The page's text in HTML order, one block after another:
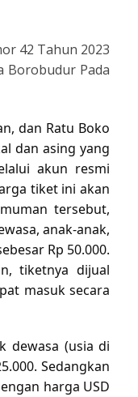
42 Tahun 2023
Borobudur Pada
dan Ratu Boko
dan asing yang
akun resmi
tiket ini akan
tersebut,
anak-anak,
Rp 50.000.
tiketnya dijual
masuk secara
dewasa (usia di
Sedangkan
harga USD